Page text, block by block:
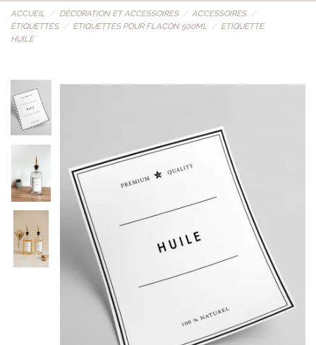
ACCUEIL DÉCORATION ET ACCESSOIRES
ACCESSOIRES
ÉTIQUETTES
ETIQUETTES POUR FLACON 500ML
ETIQUETTE
HUILE